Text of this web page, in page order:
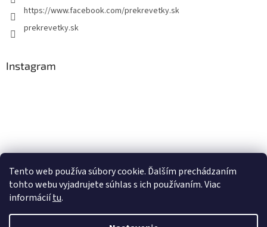
Tento web používa súbory cookie. Ďalším prechádzaním
tohto webu vyjadrujete súhlas s ich používaním. Viac
informáciítu.
https://www.facebook.com/prekrevetky.sk
prekrevetky.sk
Instagram
Sledovať na Instagrame